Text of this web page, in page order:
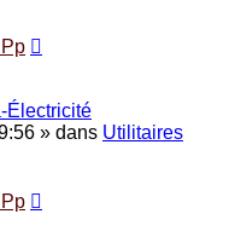
Électricité
» dans Utilitaires